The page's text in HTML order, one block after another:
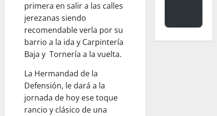
primera en salir a las calles
jerezanas siendo
recomendable verla por su
barrio a la ida y Carpintería
Baja y Tornería a la vuelta.
La Hermandad de la
Defensión, le dará a la
jornada de hoy ese toque
rancio y clásico de una